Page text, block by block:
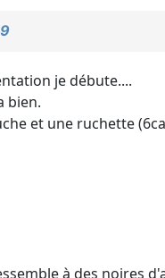
je débute....
bien.
et une ruchette
à des noires